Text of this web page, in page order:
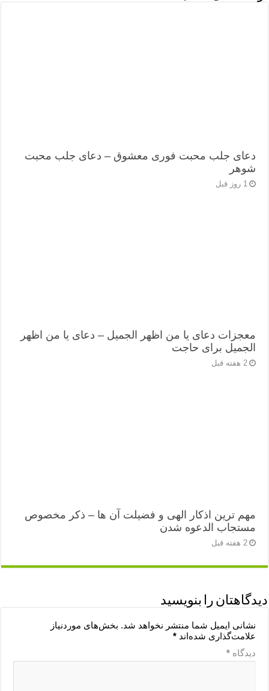
دعای جلب محبت فوری معشوق – دعای جلب محبت
شوهر
1 روز قبل
معجزات دعای یا من اظهر الجمیل – دعای یا من اظهر
الجمیل برای حاجت
2 هفته قبل
مهم ترین اذکار الهی و فضیلت آن ها – ذکر مخصوص
مستجاب الدعوه شدن
2 هفته قبل
دیدگاهتان را بنویسید
نشانی ایمیل شما منتشر نخواهد شد. بخش‌های موردنیاز
علامت‌گذاری شده‌اند*
دیدگاه*